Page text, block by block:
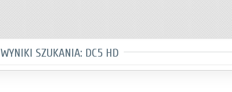
WYNIKI SZUKANIA: DC5 HD